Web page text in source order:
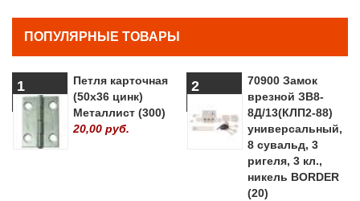
ПОПУЛЯРНЫЕ ТОВАРЫ
1
Петля карточная
(50х36 цинк)
Металлист (300)
20,00 руб.
2
70900 Замок
врезной ЗВ8-
8Д/13(КЛП2-88)
универсальный,
8 сувальд, 3
ригеля, 3 кл.,
никель BORDER
(20)